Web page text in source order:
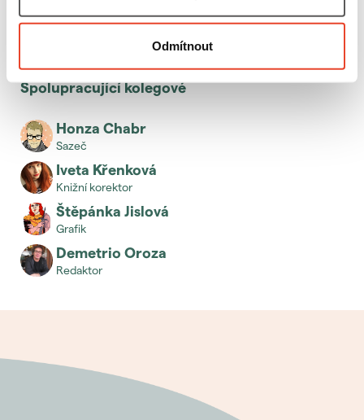
Odmítnout
Spolupracující kolegové
Honza Chabr
sazeč
Iveta Křenková
knižní korektor
Štěpánka Jislová
grafik
Demetrio Oroza
redaktor